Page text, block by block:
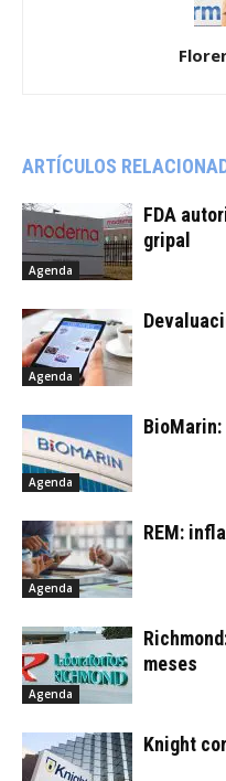
ARTÍCULOS
Agenda
FDA
gripal
Agenda
Agenda
Agenda
REM:
Agenda
meses
Knight